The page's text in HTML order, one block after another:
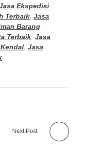
Ekspedisi
Terbaik Jasa
Barang
Terbaik Jasa
Jasa
Next Post